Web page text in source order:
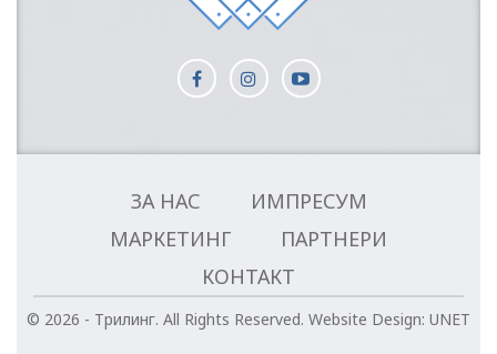
ЗА НАС
ИМПРЕСУМ
МАРКЕТИНГ
ПАРТНЕРИ
КОНТАКТ
© 2026 - Трилинг. All Rights Reserved. Website Design: UNET